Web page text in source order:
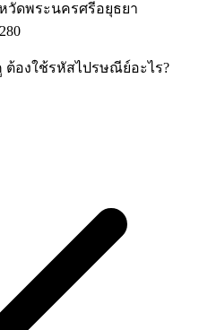
วัดพระนครศรีอยุธยา
องใช้รหัสไปรษณีย์อะไร?